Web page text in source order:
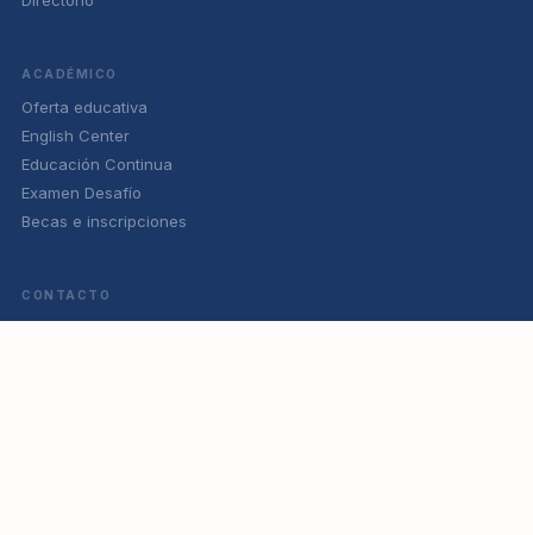
ACADÉMICO
Oferta educativa
English Center
Educación Continua
Examen Desafío
Becas e inscripciones
CONTACTO